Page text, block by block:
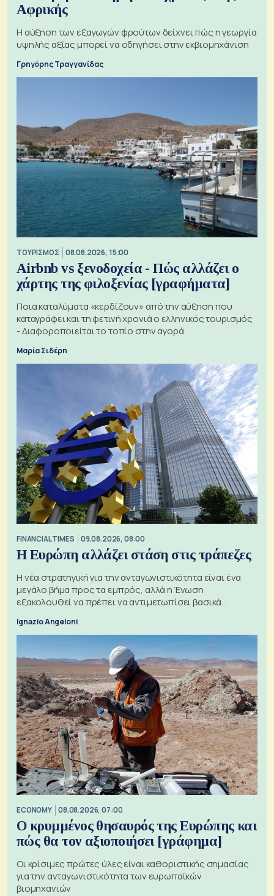
Αφρικής
Η αύξηση των εξαγωγών φρούτων δείχνει πώς η γεωργία
υψηλής αξίας μπορεί να οδηγήσει στην εκβιομηχάνιση
Γρηγόρης Τραγγανίδας
ΤΟΥΡΙΣΜΟΣ 08.08.2026, 15:00
Airbnb vs ξενοδοχεία - Πώς αλλάζει ο
χάρτης της φιλοξενίας [γραφήματα]
Ποια καταλύματα «κερδίζουν» από την αύξηση που
καταγράφει και τη φετινή χρονιά ο ελληνικός τουρισμός
- Διαφοροποιείται το τοπίο στην αγορά
Μαρία Σιδέρη
FINANCIAL TIMES 09.08.2026, 08:00
Η Ευρώπη αλλάζει στάση στις τράπεζες
Η νέα στρατηγική για την ανταγωνιστικότητα είναι ένα
μεγάλο βήμα προς τα εμπρός, αλλά η Ένωση
εξακολουθεί να πρέπει να αντιμετωπίσει βασικά
Ignazio Angeloni
ECONOMY 08.08.2026, 07:00
Ο κρυμμένος θησαυρός της Ευρώπης και
πώς θα τον αξιοποιήσει [γράφημα]
Οι κρίσιμες πρώτες ύλες είναι καθοριστικής σημασίας
για την ανταγωνιστικότητα των ευρωπαϊκών
βιομηχανιών